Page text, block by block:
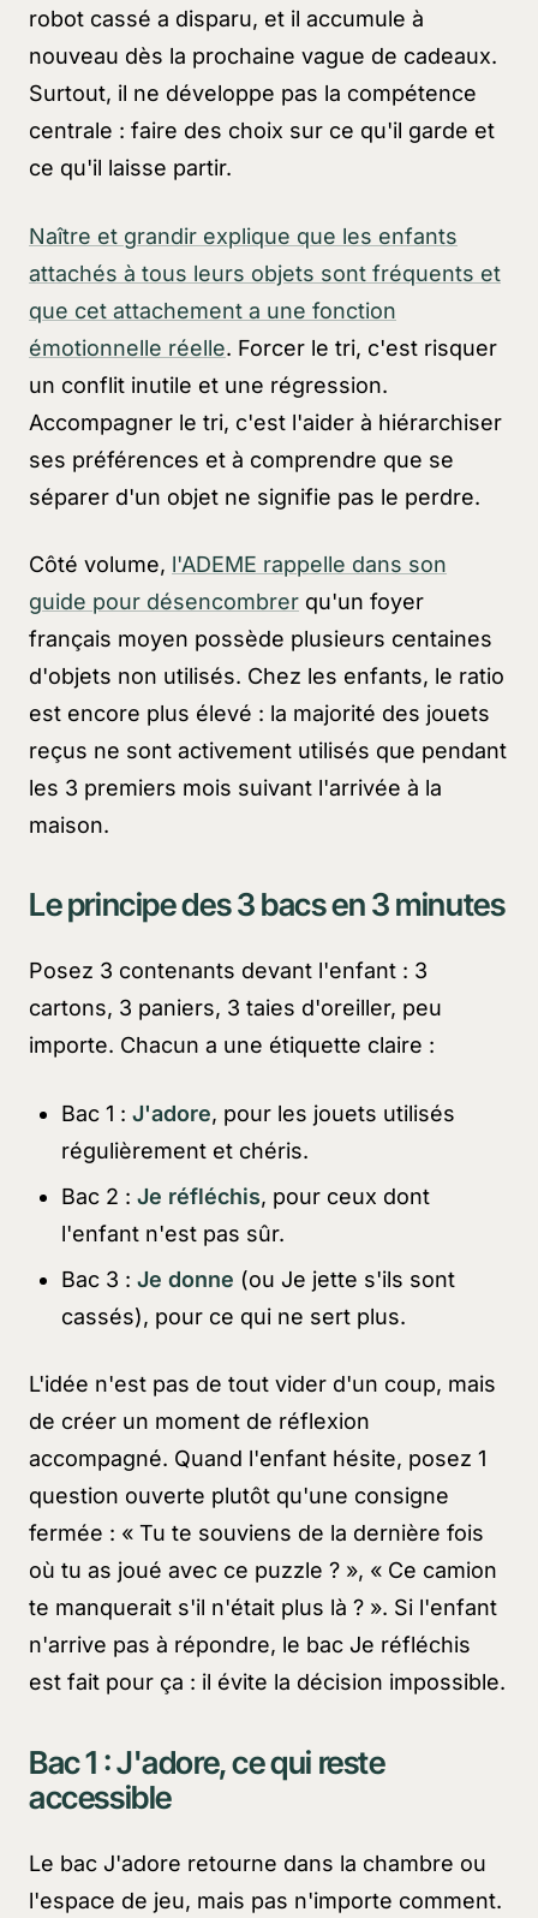
robot cassé a disparu, et il accumule à
nouveau dès la prochaine vague de cadeaux.
Surtout, il ne développe pas la compétence
centrale : faire des choix sur ce qu'il garde et
ce qu'il laisse partir.
Naître et grandir explique que les enfants
attachés à tous leurs objets sont fréquents et
que cet attachement a une fonction
émotionnelle réelle. Forcer le tri, c'est risquer
un conflit inutile et une régression.
Accompagner le tri, c'est l'aider à hiérarchiser
ses préférences et à comprendre que se
séparer d'un objet ne signifie pas le perdre.
Côté volume, l'ADEME rappelle dans son
guide pour désencombrer qu'un foyer
français moyen possède plusieurs centaines
d'objets non utilisés. Chez les enfants, le ratio
est encore plus élevé : la majorité des jouets
reçus ne sont activement utilisés que pendant
les 3 premiers mois suivant l'arrivée à la
maison.
Le principe des 3 bacs en 3 minutes
Posez 3 contenants devant l'enfant : 3
cartons, 3 paniers, 3 taies d'oreiller, peu
importe. Chacun a une étiquette claire :
Bac 1 : J'adore, pour les jouets utilisés
régulièrement et chéris.
Bac 2 : Je réfléchis, pour ceux dont
l'enfant n'est pas sûr.
Bac 3 : Je donne (ou Je jette s'ils sont
cassés), pour ce qui ne sert plus.
L'idée n'est pas de tout vider d'un coup, mais
de créer un moment de réflexion
accompagné. Quand l'enfant hésite, posez 1
question ouverte plutôt qu'une consigne
fermée : « Tu te souviens de la dernière fois
où tu as joué avec ce puzzle ? », « Ce camion
te manquerait s'il n'était plus là ? ». Si l'enfant
n'arrive pas à répondre, le bac Je réfléchis
est fait pour ça : il évite la décision impossible.
Bac 1 :J'adore, ce qui reste
accessible
Le bac J'adore retourne dans la chambre ou
l'espace de jeu, mais pas n'importe comment.